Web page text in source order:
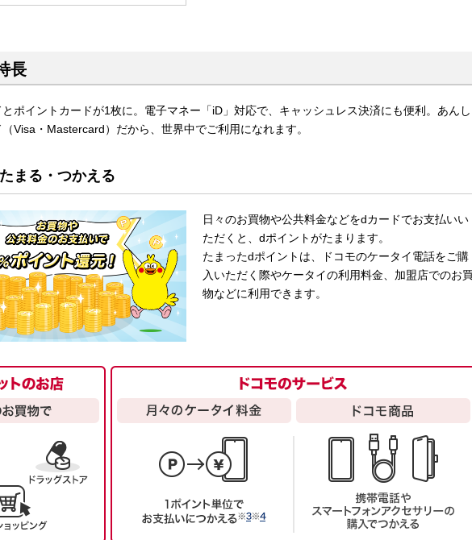
長
ポイントカードが1枚に。電子マネー「iD」対応で、キャッシュレス決済にも便利。あんし
Visa・Mastercard）だから、世界中でご利用になれます。
まる・つかえる
日々のお買物や公共料金などをdカードでお支払いい
ただくと、dポイントがたまります。
たまったdポイントは、ドコモのケータイ電話をご購
入いただく際やケータイの利用料金、加盟店でのお
物などに利用できます。